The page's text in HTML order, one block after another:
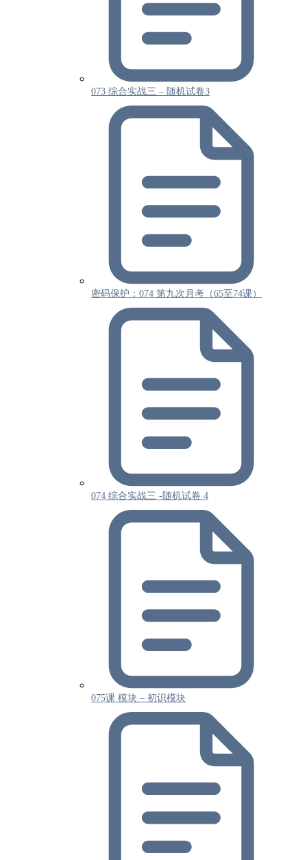
073 综合实战三 – 随机试卷3
密码保护：074 第九次月考（65至74课）
074 综合实战三 -随机试卷 4
075课 模块 – 初识模块